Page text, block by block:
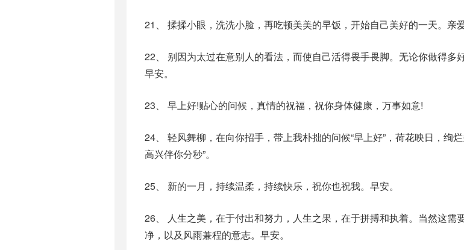
21、 揉揉小眼，洗洗小脸，再吃顿美美的早饭，开始自己美好的一天。亲
22、 别因为太过在意别人的看法，而使自己活得畏手畏脚。无论你做得多
早安。
23、 早上好!贴心的问候，真情的祝福，祝你身体健康，万事如意!
24、 轻风舞柳，在向你招手，带上我朴拙的问候“早上好”，荷花映日，绚
高兴伴你分秒”。
25、 新的一月，持续温柔，持续快乐，祝你也祝我。早安。
26、 人生之美，在于付出和努力，人生之果，在于拼搏和执着。当然这需
净，以及风雨兼程的意志。早安。